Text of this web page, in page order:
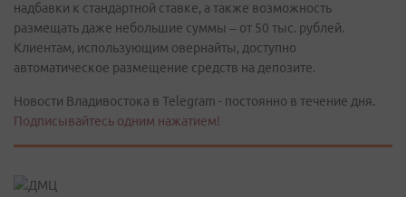
надбавки к стандартной ставке, а также возможность
размещать даже небольшие суммы – от 50 тыс. рублей.
Клиентам, использующим овернайты, доступно
автоматическое размещение средств на депозите.
Новости Владивостока в Telegram - постоянно в течение дня.
Подписывайтесь одним нажатием!